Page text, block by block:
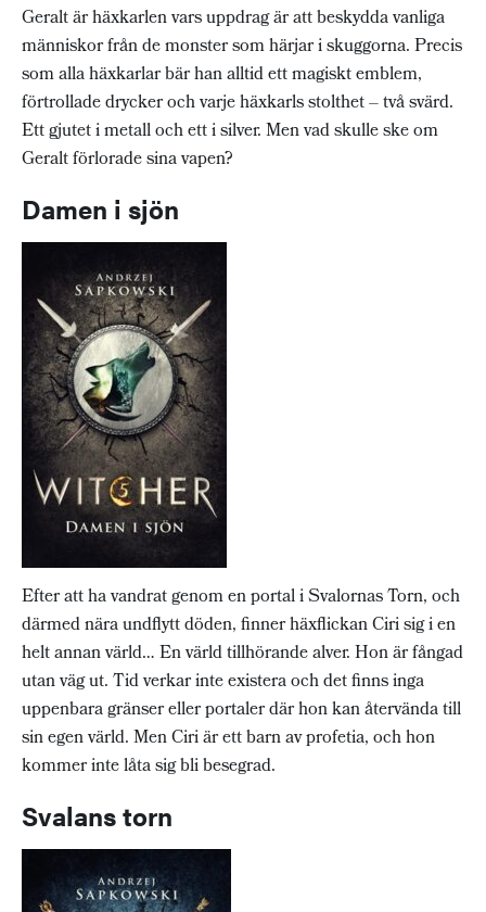
Geralt är häxkarlen vars uppdrag är att beskydda vanliga
människor från de monster som härjar i skuggorna. Precis
som alla häxkarlar bär han alltid ett magiskt emblem,
förtrollade drycker och varje häxkarls stolthet – två svärd.
Ett gjutet i metall och ett i silver. Men vad skulle ske om
Geralt förlorade sina vapen?
Damen i sjön
Efter att ha vandrat genom en portal i Svalornas Torn, och
därmed nära undflytt döden, finner häxflickan Ciri sig i en
helt annan värld… En värld tillhörande alver. Hon är fångad
utan väg ut. Tid verkar inte existera och det finns inga
uppenbara gränser eller portaler där hon kan återvända till
sin egen värld. Men Ciri är ett barn av profetia, och hon
kommer inte låta sig bli besegrad.
Svalans torn